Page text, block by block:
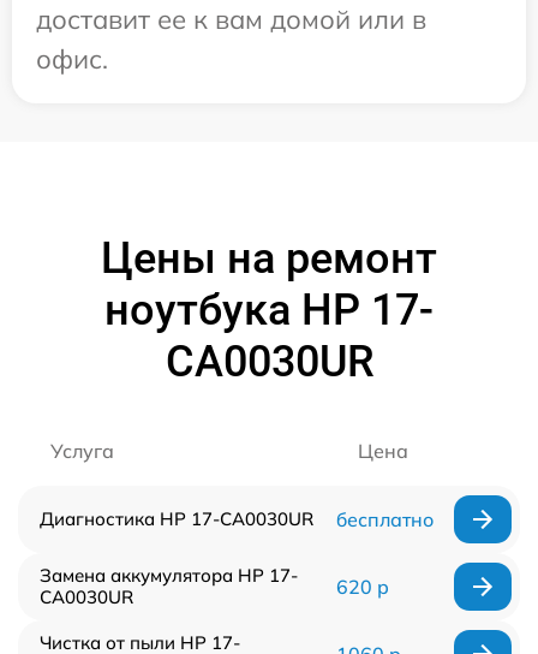
доставит ее к вам домой или в
офис.
Цены на ремонт
ноутбука HP 17-
CA0030UR
Услуга Цена
Диагностика HP 17-CA0030UR бесплатно
Замена аккумулятора HP 17-
CA0030UR
620 р
Чистка от пыли HP 17-